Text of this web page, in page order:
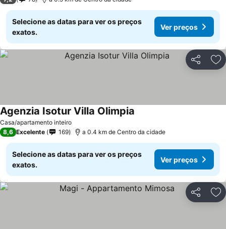
Selecione as datas para ver os preços
exatos.
Ver preços
Partilhar
Casa/apartamento inteiro
Agenzia Isotur Villa Olimpia
8,6 Excelente 169 a 0.4 km de Centro da cidade
Selecione as datas para ver os preços
exatos.
Ver preços
Partilhar